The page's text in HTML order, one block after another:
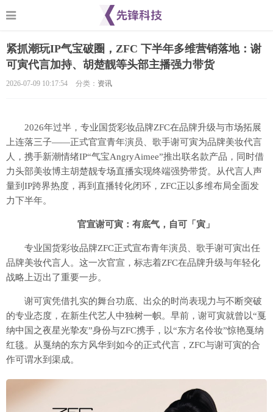
紧抓潮玩IP气宝破圈，ZFC 下半年多维营销落地：谢
可寅代言加持、胡楚靓等头部主播强力带货
2026-07-09 10:17:54 分类： 资讯
2026年过半，专业国货彩妆品牌ZFC在品牌升级与市场拓展
上连落三子——正式官宣青年演员、歌手谢可寅为品牌美妆代言
人，携手新潮情绪IP“气宝AngryAimee”推出联名款产品，同时借
力头部美妆博主胡楚靓专场直播实现终端强势带货。从代言人声
量到IP跨界热度，再到直播转化闭环，ZFC正以多维布局全面发
力下半年。
官宣谢可寅：有底气，自可「寅」
专业国货彩妆品牌ZFC正式宣布青年演员、歌手谢可寅出任
品牌美妆代言人。这一次官宣，标志着ZFC在品牌升级与年轻化
战略上迈出了重要一步。
谢可寅凭借扎实的舞台功底、出众的时尚表现力与不断突破
的专业态度，在新生代艺人中独树一帜。早前，谢可寅就曾以“戛
纳中国之夜星光挚友”身份与ZFC携手，以“东方名伶妆”惊艳戛纳
红毯。从戛纳的东方风华到如今的正式代言，ZFC与谢可寅的合
作可谓水到渠成。